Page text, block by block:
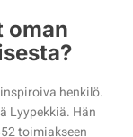
oman
henkilö.
Lyypekkiä. Hän
toimiakseen